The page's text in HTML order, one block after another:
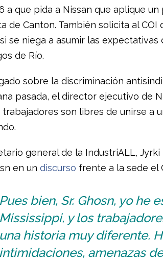
a que pida a Nissan que aplique
de Canton. También solicita al
se niega a asumir las
de Río.
sobre la discriminación
pasada, el director ejecutivo de
trabajadores son libres de unirse a
general de la IndustriALL,
en un discurso frente a la sede el
Pues bien, Sr. Ghosn, yo he
Mississippi, y los
una historia muy diferente.
intimidaciones, amenazas